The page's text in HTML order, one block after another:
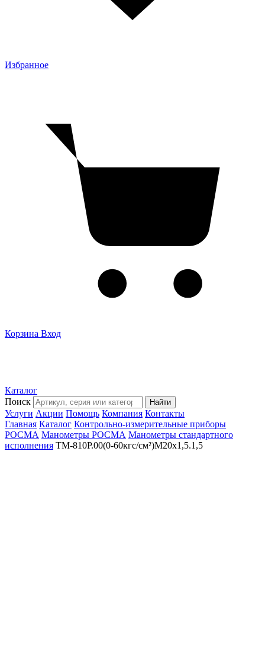
Избранное
Корзина Вход
Каталог
Поиск
Найти
Услуги Акции Помощь Компания Контакты
Главная Каталог Контрольно-измерительные приборы
РОСМА Манометры РОСМА Манометры стандартного
исполнения ТМ-810Р.00(0-60кгс/см²)M20x1,5.1,5